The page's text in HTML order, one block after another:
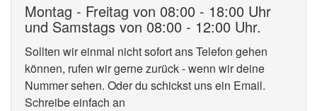
Montag - Freitag von 08:00 - 18:00 Uhr
und Samstags von 08:00 - 12:00 Uhr.
Sollten wir einmal nicht sofort ans Telefon gehen
können, rufen wir gerne zurück - wenn wir deine
Nummer sehen. Oder du schickst uns ein Email.
Schreibe einfach an